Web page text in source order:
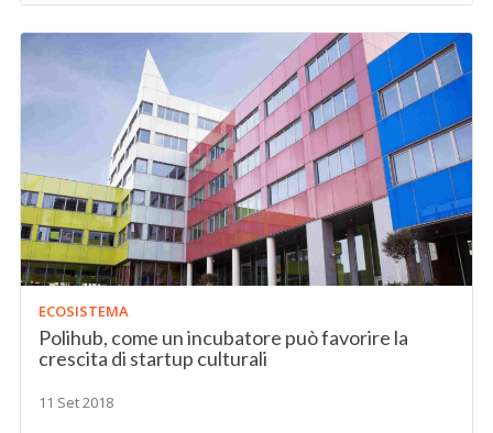
ECOSISTEMA
Polihub, come un incubatore può favorire la
crescita di startup culturali
11 Set 2018